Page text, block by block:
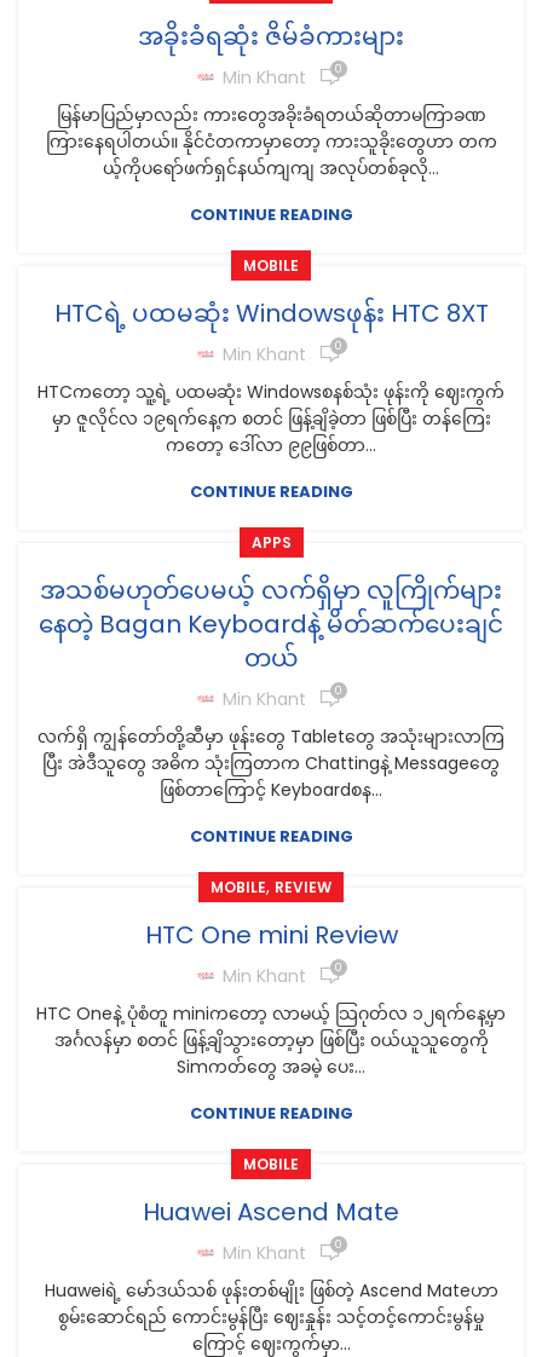
အခိုးခံရဆုံး ဇိမ်ခံကားများ
Min Khant 0
မြန်မာပြည်မှာလည်း ကားတွေအခိုးခံရတယ်ဆိုတာမကြာခဏ
ကြားနေရပါတယ်။ နိုင်ငံတကာမှာတော့ ကားသူခိုးတွေဟာ တက
ယ့်ကိုပရော်ဖက်ရှင်နယ်ကျကျ အလုပ်တစ်ခုလို...
CONTINUE READING
MOBILE
HTCရဲ့ ပထမဆုံး Windowsဖုန်း HTC 8XT
Min Khant 0
HTCကတော့ သူ့ရဲ့ ပထမဆုံး Windowsစနစ်သုံး ဖုန်းကို ဈေးကွက်
မှာ ဇူလိုင်လ ၁၉ရက်နေ့က စတင် ဖြန့်ချိခဲ့တာ ဖြစ်ပြီး တန်ကြေး
ကတော့ ဒေါ်လာ ၉၉ဖြစ်တာ...
CONTINUE READING
APPS
အသစ်မဟုတ်ပေမယ့် လက်ရှိမှာ လူကြိုက်များ
နေတဲ့ Bagan Keyboardနဲ့ မိတ်ဆက်ပေးချင်
တယ်
Min Khant 0
လက်ရှိ ကျွန်တော်တို့ဆီမှာ ဖုန်းတွေ Tabletတွေ အသုံးများလာကြ
ပြီး အဲဒီသူတွေ အဓိက သုံးကြတာက Chattingနဲ့ Messageတွေ
ဖြစ်တာကြောင့် Keyboardစန...
CONTINUE READING
MOBILE, REVIEW
HTC One mini Review
Min Khant 0
HTC Oneနဲ့ ပုံစံတူ miniကတော့ လာမယ့် သြဂုတ်လ ၁၂ရက်နေ့မှာ
အင်္ဂလန်မှာ စတင် ဖြန့်ချိသွားတော့မှာ ဖြစ်ပြီး ၀ယ်ယူသူတွေကို
Simကတ်တွေ အခမဲ့ ပေး...
CONTINUE READING
MOBILE
Huawei Ascend Mate
Min Khant 0
Huaweiရဲ့ မော်ဒယ်သစ် ဖုန်းတစ်မျိုး ဖြစ်တဲ့ Ascend Mateဟာ
စွမ်းဆောင်ရည် ကောင်းမွန်ပြီး ဈေးနှုန်း သင့်တင့်ကောင်းမွန်မှု
ကြောင့် ဈေးကွက်မှာ...